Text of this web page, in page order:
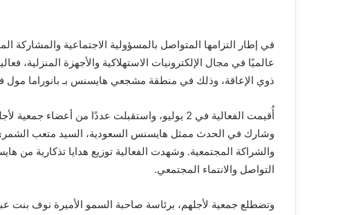
في إطار التزامها المتواصل بالمسؤولية الاجتماعية
عالميًا في مجال الإلكترونيات الاستهلاكية والأجهزة المنزلية،
ذوي الإعاقة، وذلك في منطقة مشجعي هايسنس بـ بانوراما مول
أُقيمت الفعالية في 2 يوليو، واستقبلت عددًا من
وشارك في الحدث ممثل هايسنس السعودية، السيد متعب
والشراكة المجتمعية. وشهدت الفعالية توزيع هدايا تذكارية
التواصل والانتماء المجتمعي.
وتضطلع جمعية لأجلهم، برئاسة صاحبة السمو الأميرة نوف